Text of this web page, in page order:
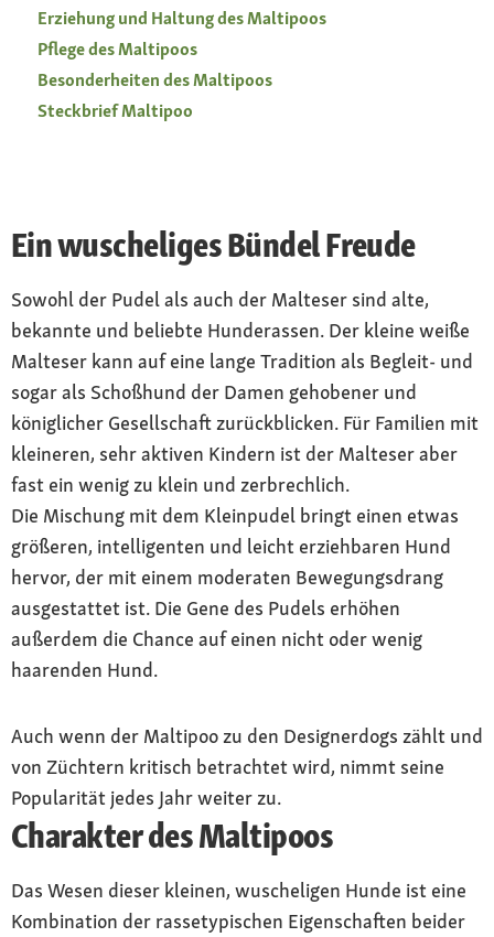
Erziehung und Haltung des Maltipoos
Pflege des Maltipoos
Besonderheiten des Maltipoos
Steckbrief Maltipoo
Ein wuscheliges Bündel Freude
Sowohl der Pudel als auch der Malteser sind alte,
bekannte und beliebte Hunderassen. Der kleine weiße
Malteser kann auf eine lange Tradition als Begleit- und
sogar als Schoßhund der Damen gehobener und
königlicher Gesellschaft zurückblicken. Für Familien mit
kleineren, sehr aktiven Kindern ist der Malteser aber
fast ein wenig zu klein und zerbrechlich.
Die Mischung mit dem Kleinpudel bringt einen etwas
größeren, intelligenten und leicht erziehbaren Hund
hervor, der mit einem moderaten Bewegungsdrang
ausgestattet ist. Die Gene des Pudels erhöhen
außerdem die Chance auf einen nicht oder wenig
haarenden Hund.
Auch wenn der Maltipoo zu den Designerdogs zählt und
von Züchtern kritisch betrachtet wird, nimmt seine
Popularität jedes Jahr weiter zu.
Charakter des Maltipoos
Das Wesen dieser kleinen, wuscheligen Hunde ist eine
Kombination der rassetypischen Eigenschaften beider